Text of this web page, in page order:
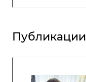
Публикации